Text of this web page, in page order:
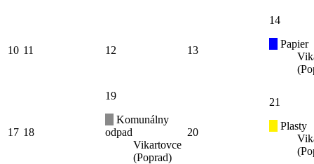
10 11 12 13
14
Papier
17 18
19
Komunálny
odpad
Vikartovce
(Poprad)
20
21
Plasty